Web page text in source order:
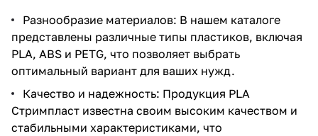
Разнообразие материалов: В нашем каталоге
представлены различные типы пластиков, включая
PLA, ABS и PETG, что позволяет выбрать
оптимальный вариант для ваших нужд.
Качество и надежность: Продукция PLA
Стримпласт известна своим высоким качеством и
стабильными характеристиками, что